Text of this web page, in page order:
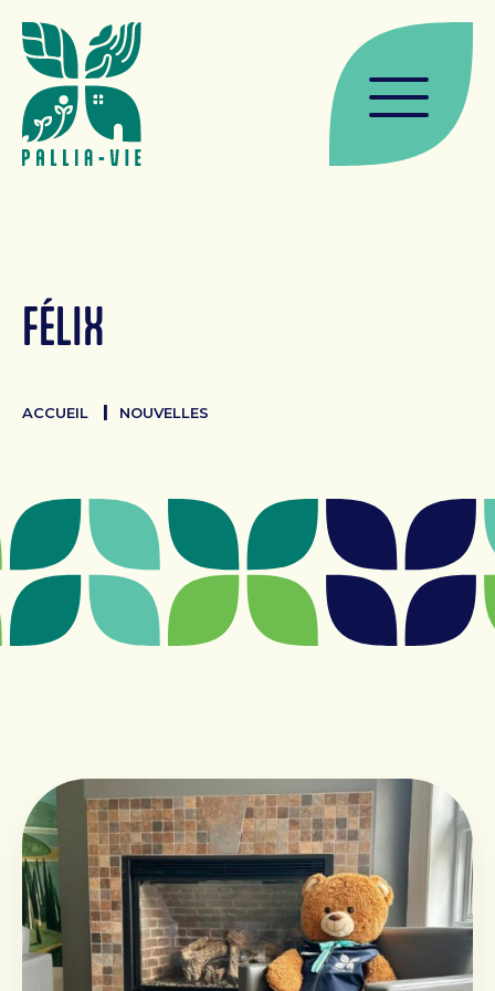
MAISON DE SOINS
Soins palliatifs
Admission
ACCOMPAGNEMENT
CENTRE DE JOUR
Centre de jour
Admission
FONDATION
La Fondation
Campagne majeure de financement
Événements de la Fondation
Événements passés
Conseil d’administration
FÉLIX
ACCUEIL NOUVELLES